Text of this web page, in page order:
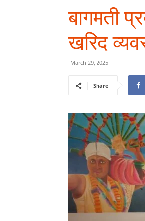
बागमती
खरिद
March 29, 2025
Share